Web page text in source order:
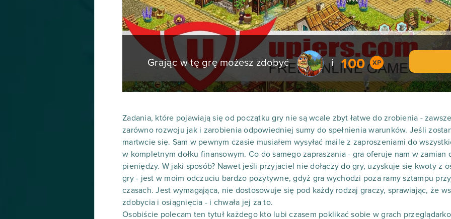
Grając w tę grę możesz zdobyć i 100
Zadania, które pojawiają się od początku gry nie są wcale zbyt łatwe do zrobienia -
zarówno rozwoju jak i zarobienia odpowiedniej sumy do spełnienia warunków. Jeśli
martwcie się. Sam w pewnym czasie musiałem wysyłać maile z zaproszeniami do
w kompletnym dołku finansowym. Co do samego zapraszania - gra oferuje nam w
pieniędzy. W jaki sposób? Nawet jeśli przyjaciel nie dołączy do gry, uzyskuje się kwoty z
gry - jest w moim odczuciu bardzo pozytywne, gdyż gra wychodzi poza ramy sztampu
czasach. Jest wymagająca, nie dostosowuje się pod każdy rodzaj graczy, sprawiając, że
zdobycia i osiągnięcia - i chwała jej za to.
Osobiście polecam ten tytuł każdego kto lubi czasem poklikać sobie w grach